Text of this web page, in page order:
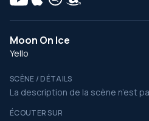
Moon On Ice
Yello
SCÈNE / DÉTAILS
La description de la scène n’est
ÉCOUTER SUR